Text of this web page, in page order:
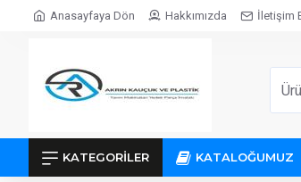
Anasayfaya Dön Hakkımızda İletişim
KATEGORILER KATALOĞUMUZ